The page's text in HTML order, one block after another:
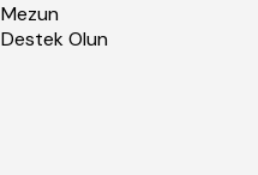
Mezun
Destek Olun